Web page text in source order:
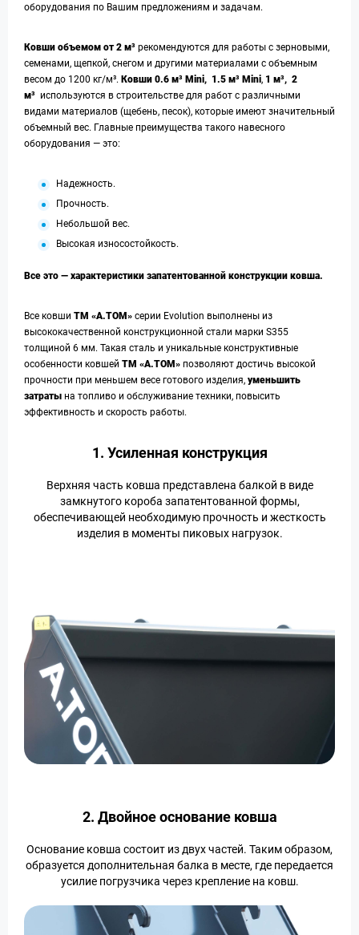
оборудования по Вашим предложениям и задачам.
Ковши объемом от 2 м³ рекомендуются для работы с зерновыми,
семенами, щепкой, снегом и другими материалами с объемным
весом до 1200 кг/м³. Ковши 0.6 м³ Mini, 1.5 м³ Mini, 1 м³, 2
м³ используются в строительстве для работ с различными
видами материалов (щебень, песок), которые имеют значительный
объемный вес. Главные преимущества такого навесного
оборудования — это:
Надежность.
Прочность.
Небольшой вес.
Высокая износостойкость.
Все это — характеристики запатентованной конструкции ковша.
Все ковши ТМ «А.ТОМ» серии Evolution выполнены из
высококачественной конструкционной стали марки S355
толщиной 6 мм. Такая сталь и уникальные конструктивные
особенности ковшей ТМ «А.ТОМ» позволяют достичь высокой
прочности при меньшем весе готового изделия, уменьшить
затраты на топливо и обслуживание техники, повысить
эффективность и скорость работы.
1. Усиленная конструкция
Верхняя часть ковша представлена балкой в виде
замкнутого короба запатентованной формы,
обеспечивающей необходимую прочность и жесткость
изделия в моменты пиковых нагрузок.
2. Двойное основание ковша
Основание ковша состоит из двух частей. Таким образом,
образуется дополнительная балка в месте, где передается
усилие погрузчика через крепление на ковш.